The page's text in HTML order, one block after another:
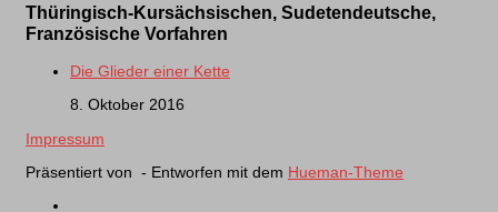
Thüringisch-Kursächsischen, Sudetendeutsche,
Französische Vorfahren
Die Glieder einer Kette
8. Oktober 2016
Impressum
Präsentiert von - Entworfen mit dem Hueman-Theme